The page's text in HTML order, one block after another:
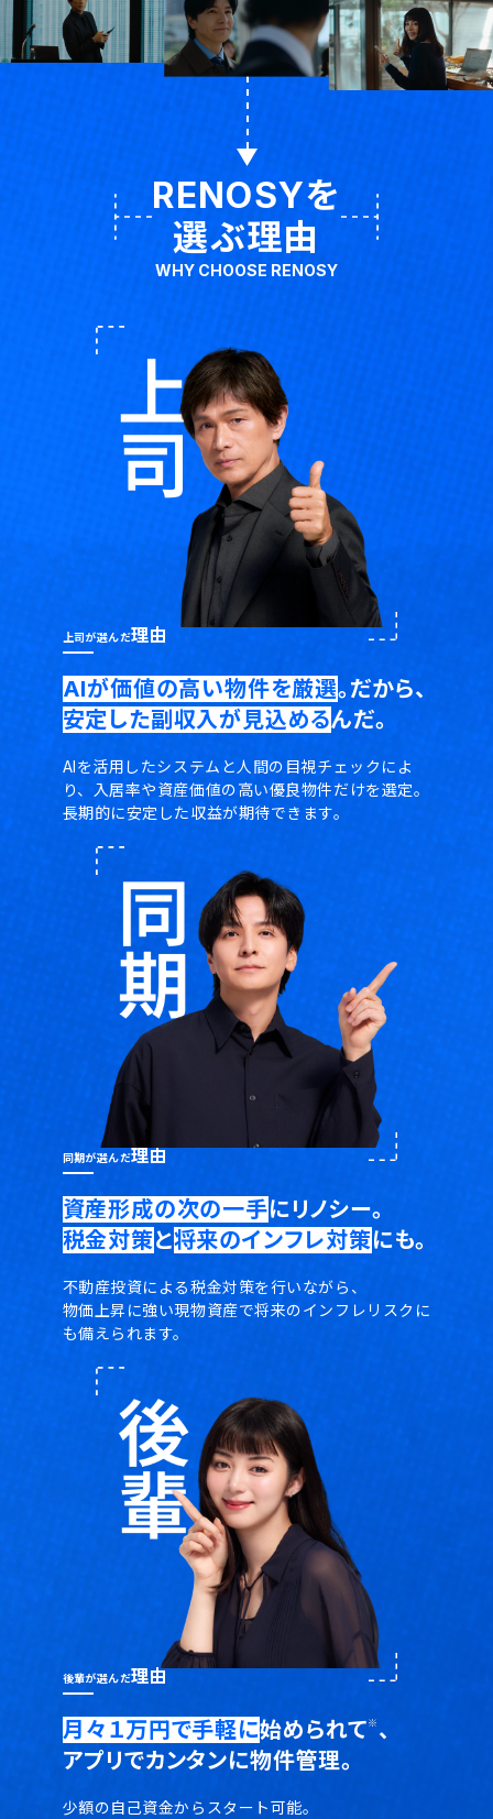
RENOSYを
選ぶ理由
WHY CHOOSE RENOSY
上司が選んだ理由
AIが価値の高い物件を厳選。だから、
安定した副収入が見込めるんだ。
AIを活用したシステムと人間の目視チェックによ
り、
入居率や資産価値の高い優良物件だけを選定。
長期的に安定した収益が期待できます。
同期が選んだ理由
資産形成の次の一手にリノシー。
税金対策と将来のインフレ対策にも。
不動産投資による税金対策を行いながら、
物価上昇に強い現物資産で将来のインフレリスクに
も備えられます。
後輩が選んだ理由
月々１万円で手軽に始められて※ 、
アプリでカンタンに物件管理。
少額の自己資金からスタート可能。